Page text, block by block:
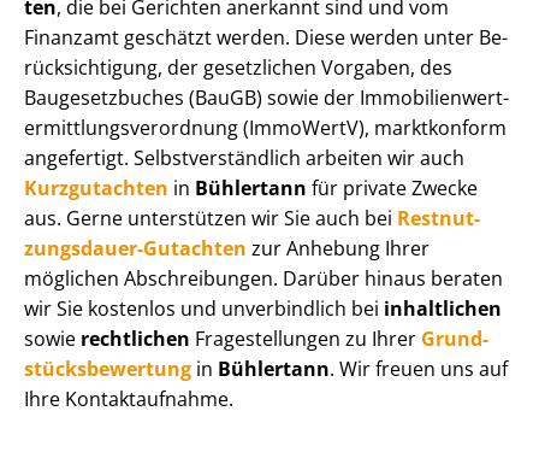
ten, die bei Gerichten anerkannt sind und vom
Finanzamt geschätzt werden. Diese werden unter Be­
rück­sich­ti­gung, der gesetzlichen Vorgaben, des
Baugesetzbuches (BauGB) sowie der Im­mo­bi­li­en­wert­
ermitt­lungs­ver­ord­nung (ImmoWertV), marktkonform
angefertigt. Selbst­ver­ständ­lich arbeiten wir auch
Kurzgutachten in Bühlertann für private Zwecke
aus. Gerne unterstützen wir Sie auch bei Rest­nut­
zungs­dau­er-Gutachten zur Anhebung Ihrer
möglichen Abschreibungen. Darüber hinaus beraten
wir Sie kostenlos und unverbindlich bei inhaltlichen
sowie rechtlichen Fragestellungen zu Ihrer Grund­
stücks­be­wer­tung in Bühlertann. Wir freuen uns auf
Ihre Kontaktaufnahme.